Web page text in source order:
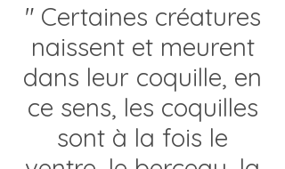
" Certaines créatures
naissent et meurent
dans leur coquille, en
ce sens, les coquilles
sont à la fois le